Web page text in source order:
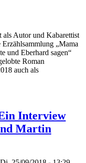
als Autor und Kabarettist
„Mama
und Eberhard sagen“
Roman
auch als
Interview
Martin